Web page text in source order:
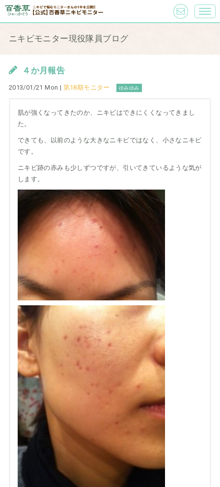
ニキビモニター現役隊員ブログ
４か月報告
2013/01/21 Mon | 第18期モニター ゆみゆみ
肌が強くなってきたのか、ニキビはできにくくなってきまし
た。
できても、以前のような大きなニキビではなく、小さなニキビ
です。
ニキビ跡の赤みも少しずつですが、引いてきているような気が
します。